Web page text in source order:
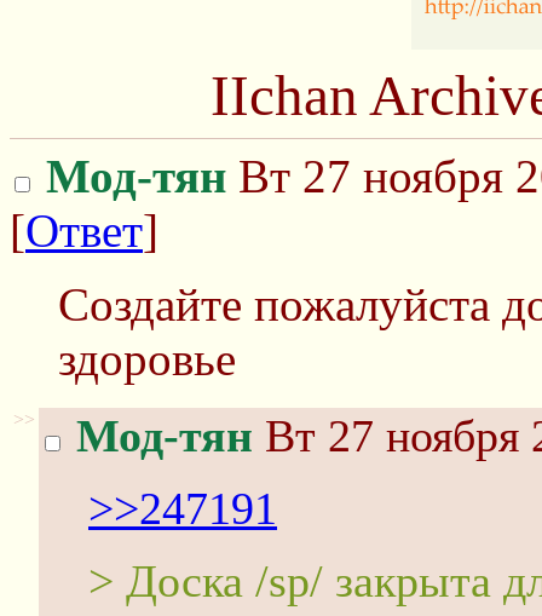
IIchan
Мод-тян Вт 27 ноября
[Ответ]
Создайте пожалуйста
здоровье
>> Мод-тян Вт 27 ноября
>>247191
> Доска /sp/ закрыта